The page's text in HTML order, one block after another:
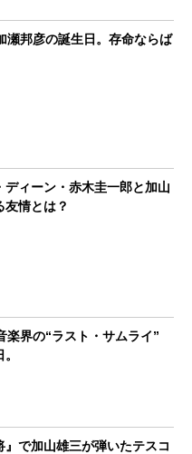
瀬邦彦の誕生日。存命ならば
ディーン・赤木圭一郎と加山
友情とは？
楽界の“ラスト・サムライ”
』で加山雄三が弾いたテスコ